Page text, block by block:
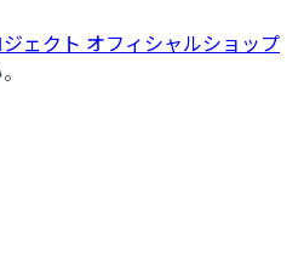
ェクト オフィシャルショップ